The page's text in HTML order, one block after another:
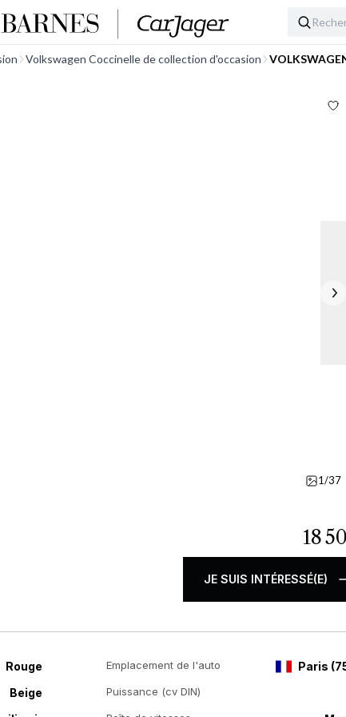
Volkswagen Coccinelle de collection d'occasion
1/37
18
JE SUIS INTÉRESSÉ(E)
Rouge Emplacement de l'auto Paris (
Beige Puissance (cv DIN)